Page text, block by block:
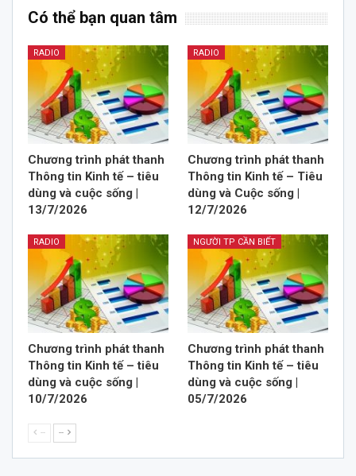
Có thể bạn quan tâm
RADIO
Chương trình phát thanh
Thông tin Kinh tế – tiêu
dùng và cuộc sống |
13/7/2026
RADIO
Chương trình phát thanh
Thông tin Kinh tế – Tiêu
dùng và Cuộc sống |
12/7/2026
RADIO
Chương trình phát thanh
Thông tin Kinh tế – tiêu
dùng và cuộc sống |
10/7/2026
NGƯỜI TP CẦN BIẾT
Chương trình phát thanh
Thông tin Kinh tế – tiêu
dùng và cuộc sống |
05/7/2026
-- --